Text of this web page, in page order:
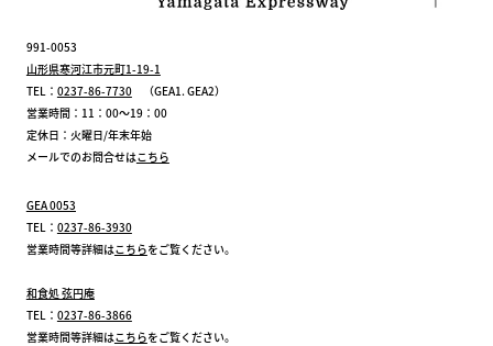
991-0053
山形県寒河江市元町1-19-1
TEL： 0237-86-7730（GEA1. GEA2）
営業時間：11：00～19：00
定休日：火曜日/年末年始
メールでのお問合せはこちら
GEA 0053
TEL： 0237-86-3930
営業時間等詳細はこちらをご覧ください。
和食処 弦円庵
TEL： 0237-86-3866
営業時間等詳細はこちらをご覧ください。